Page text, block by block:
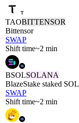
TAOBITTENSOR
Bittensor
SWAP
Shift time~2 min
BSOLSOLANA
BlazeStake staked SOL
SWAP
Shift time~2 min